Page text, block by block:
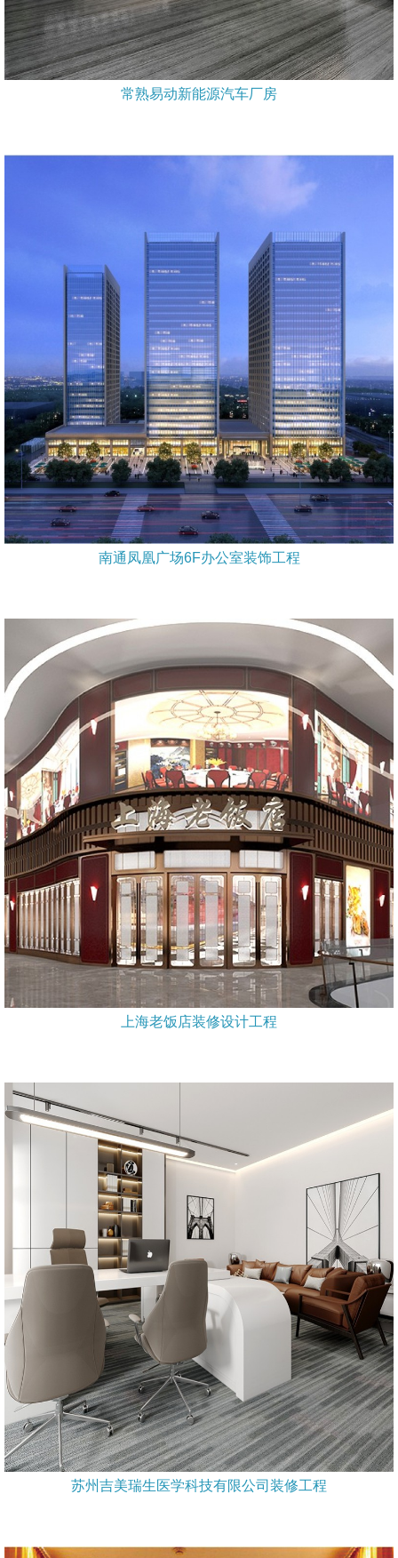
常熟易动新能源汽车厂房
南通凤凰广场6F办公室装饰工程
上海老饭店装修设计工程
苏州吉美瑞生医学科技有限公司装修工程